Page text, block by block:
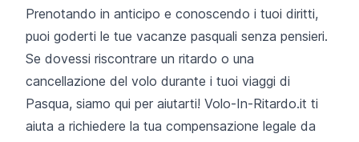
Prenotando in anticipo e conoscendo i tuoi diritti,
puoi goderti le tue vacanze pasquali senza pensieri.
Se dovessi riscontrare un ritardo o una
cancellazione del volo durante i tuoi viaggi di
Pasqua, siamo qui per aiutarti! Volo-In-Ritardo.it ti
aiuta a richiedere la tua compensazione legale da